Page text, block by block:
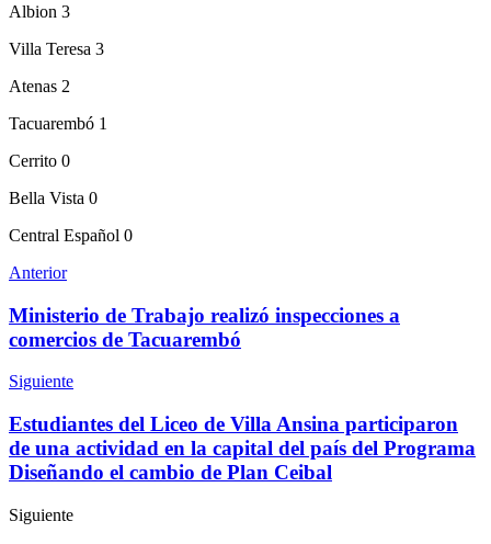
Albion 3
Villa Teresa 3
Atenas 2
Tacuarembó 1
Cerrito 0
Bella Vista 0
Central Español 0
Anterior
Ministerio de Trabajo realizó inspecciones a
comercios de Tacuarembó
Siguiente
Estudiantes del Liceo de Villa Ansina participaron
de una actividad en la capital del país del Programa
Diseñando el cambio de Plan Ceibal
Siguiente